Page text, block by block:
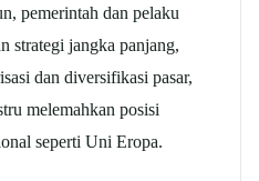
pemerintah dan pelaku
strategi jangka panjang,
dan diversifikasi pasar,
melemahkan posisi
seperti Uni Eropa.